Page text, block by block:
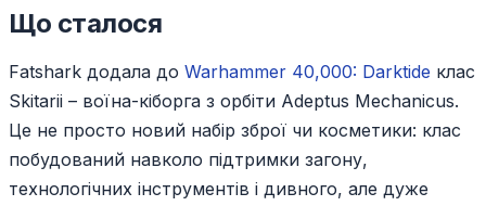
Що сталося
Fatshark додала до Warhammer 40,000: Darktide клас
Skitarii – воїна-кіборга з орбіти Adeptus Mechanicus.
Це не просто новий набір зброї чи косметики: клас
побудований навколо підтримки загону,
технологічних інструментів і дивного, але дуже